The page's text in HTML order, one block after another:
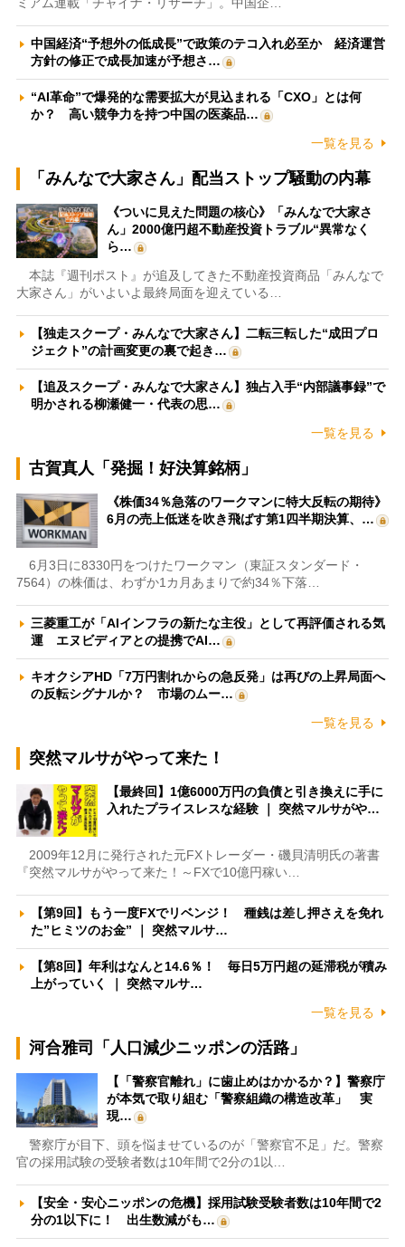
中国経済“予想外の低成長”で政策のテコ入れ必至か 経済運営
方針の修正で成長加速が予想さ…
“AI革命”で爆発的な需要拡大が見込まれる「CXO」とは何
か？ 高い競争力を持つ中国の医薬品…
一覧を見る
「みんなで大家さん」配当ストップ騒動の内幕
《ついに見えた問題の核心》「みんなで大家さ
ん」2000億円超不動産投資トラブル“異常なく
ら…
本誌『週刊ポスト』が追及してきた不動産投資商品「みんなで
大家さん」がいよいよ最終局面を迎えている…
【独走スクープ・みんなで大家さん】二転三転した“成田プロ
ジェクト”の計画変更の裏で起き…
【追及スクープ・みんなで大家さん】独占入手“内部議事録”で
明かされる柳瀬健一・代表の思…
一覧を見る
古賀真人「発掘！好決算銘柄」
《株価34％急落のワークマンに特大反転の期待》
6月の売上低迷を吹き飛ばす第1四半期決算、…
6月3日に8330円をつけたワークマン（東証スタンダード・
7564）の株価は、わずか1カ月あまりで約34％下落…
三菱重工が「AIインフラの新たな主役」として再評価される気
運 エヌビディアとの提携でAI…
キオクシアHD「7万円割れからの急反発」は再びの上昇局面へ
の反転シグナルか？ 市場のムー…
一覧を見る
突然マルサがやって来た！
【最終回】1億6000万円の負債と引き換えに手に
入れたプライスレスな経験 ｜ 突然マルサがや…
2009年12月に発行された元FXトレーダー・磯貝清明氏の著書
『突然マルサがやって来た！～FXで10億円稼い…
【第9回】もう一度FXでリベンジ！ 種銭は差し押さえを免れ
た”ヒミツのお金” ｜ 突然マルサ…
【第8回】年利はなんと14.6％！ 毎日5万円超の延滞税が積み
上がっていく ｜ 突然マルサ…
一覧を見る
河合雅司「人口減少ニッポンの活路」
【「警察官離れ」に歯止めはかかるか？】警察庁
が本気で取り組む「警察組織の構造改革」 実
現…
警察庁が目下、頭を悩ませているのが「警察官不足」だ。警察
官の採用試験の受験者数は10年間で2分の1以…
【安全・安心ニッポンの危機】採用試験受験者数は10年間で2
分の1以下に！ 出生数減がも…